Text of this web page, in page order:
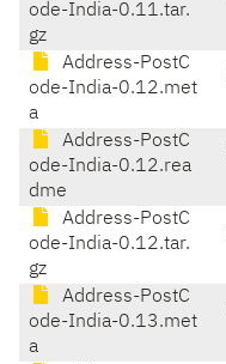
ode-India-0.11.tar.
gz
Address-PostC
ode-India-0.12.met
a
Address-PostC
ode-India-0.12.rea
dme
Address-PostC
ode-India-0.12.tar.
gz
Address-PostC
ode-India-0.13.met
a